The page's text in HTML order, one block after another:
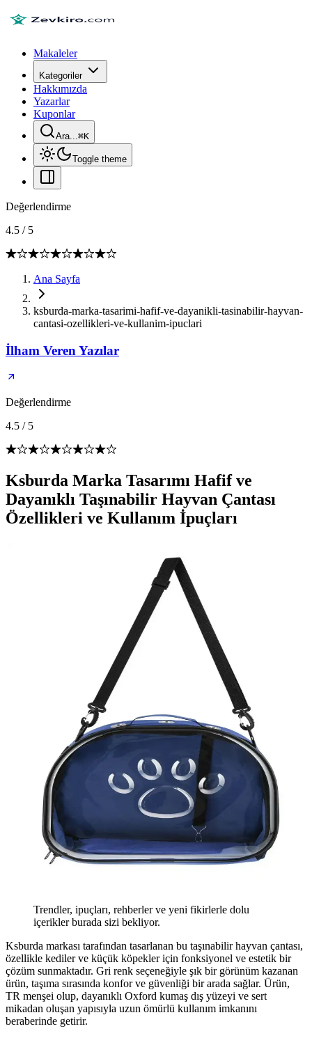
Makaleler
Kategoriler
Hakkımızda
Yazarlar
Kuponlar
Ara...⌘K
Toggle theme
Değerlendirme
4.5 / 5
Ana Sayfa
ksburda-marka-tasarimi-hafif-ve-dayanikli-tasinabilir-hayvan-
cantasi-ozellikleri-ve-kullanim-ipuclari
İlham Veren Yazılar
Değerlendirme
4.5 / 5
Ksburda Marka Tasarımı Hafif ve
Dayanıklı Taşınabilir Hayvan Çantası
Özellikleri ve Kullanım İpuçları
Trendler, ipuçları, rehberler ve yeni fikirlerle dolu
içerikler burada sizi bekliyor.
Ksburda markası tarafından tasarlanan bu taşınabilir hayvan çantası,
özellikle kediler ve küçük köpekler için fonksiyonel ve estetik bir
çözüm sunmaktadır. Gri renk seçeneğiyle şık bir görünüm kazanan
ürün, taşıma sırasında konfor ve güvenliği bir arada sağlar. Ürün,
TR menşei olup, dayanıklı Oxford kumaş dış yüzeyi ve sert
mikadan oluşan yapısıyla uzun ömürlü kullanım imkanını
beraberinde getirir.